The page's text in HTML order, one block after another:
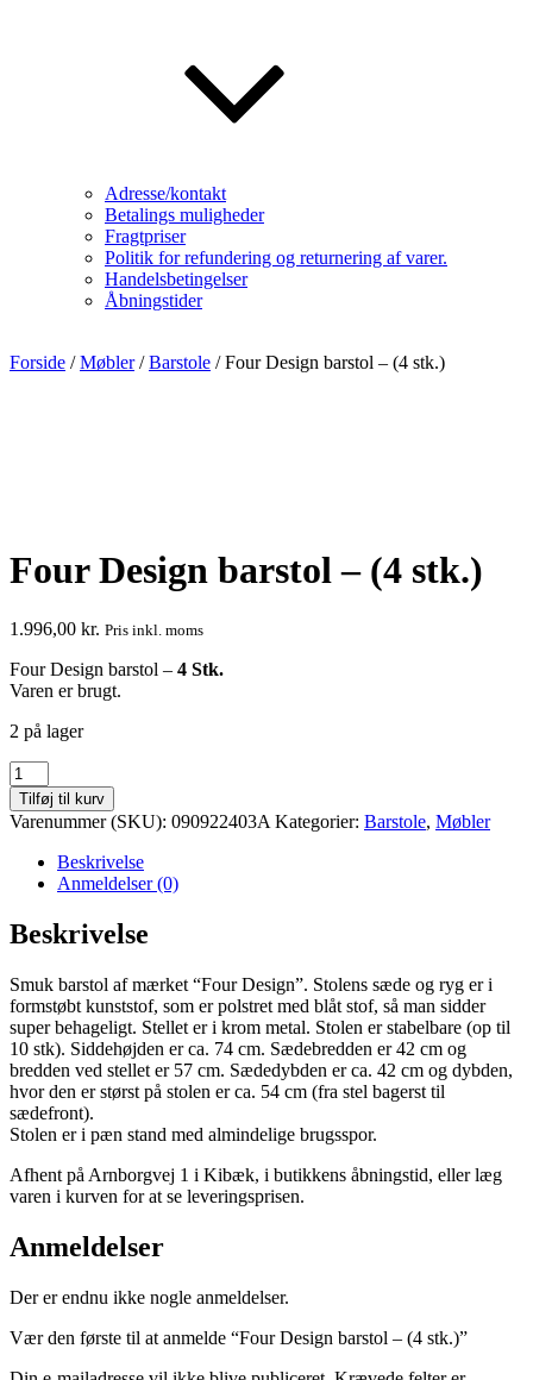
Adresse/kontakt
Betalings muligheder
Fragtpriser
Politik for refundering og returnering af varer.
Handelsbetingelser
Åbningstider
Forside /Møbler/Barstole / Four Design barstol – (4 stk.)
Four Design barstol – (4 stk.)
1.996,00 kr. Pris inkl. moms
Four Design barstol – 4 Stk.
Varen er brugt.
2 på lager
Four
Design
barstol
stk.)
Tilføj til kurv
Varenummer (SKU): 090922403A Kategorier: Barstole, Møbler
Beskrivelse
Anmeldelser (0)
Beskrivelse
Smuk barstol af mærket “Four Design”. Stolens sæde og ryg er i
formstøbt kunststof, som er polstret med blåt stof, så man sidder
super behageligt. Stellet er i krom metal. Stolen er stabelbare (op til
10 stk). Siddehøjden er ca. 74 cm. Sædebredden er 42 cm og
bredden ved stellet er 57 cm. Sædedybden er ca. 42 cm og dybden,
hvor den er størst på stolen er ca. 54 cm (fra stel bagerst til
sædefront).
Stolen er i pæn stand med almindelige brugsspor.
Afhent på Arnborgvej 1 i Kibæk, i butikkens åbningstid, eller læg
varen i kurven for at se leveringsprisen.
Anmeldelser
Der er endnu ikke nogle anmeldelser.
Vær den første til at anmelde “Four Design barstol – (4 stk.)”